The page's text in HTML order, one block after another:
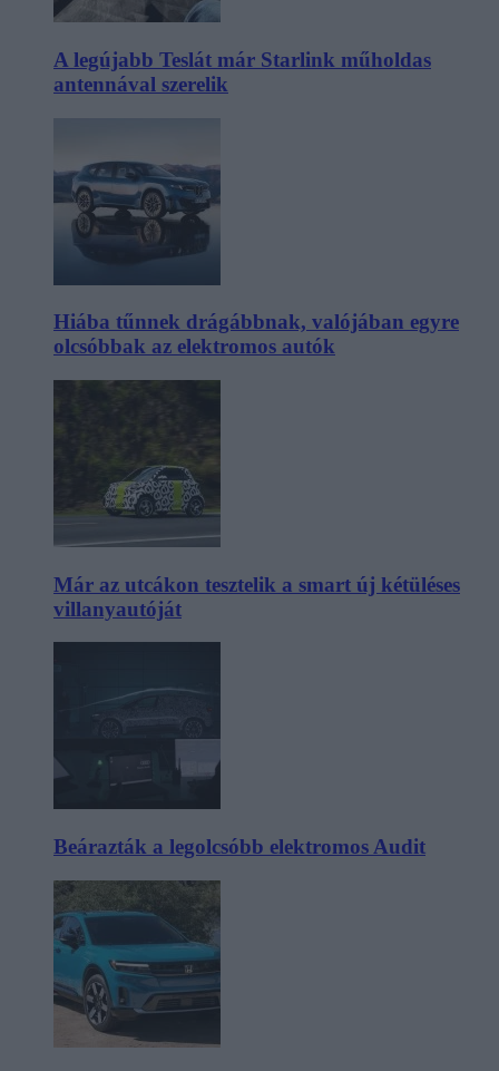
A legújabb Teslát már Starlink műholdas
antennával szerelik
Hiába tűnnek drágábbnak, valójában egyre
olcsóbbak az elektromos autók
Már az utcákon tesztelik a smart új kétüléses
villanyautóját
Beárazták a legolcsóbb elektromos Audit